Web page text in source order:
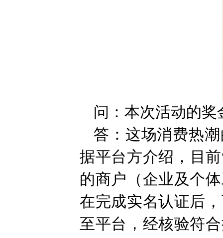
问：本次活动的
答：这场消费热
据平台方介绍，目
的商户（企业及个
在完成实名认证后
至平台，经核验符